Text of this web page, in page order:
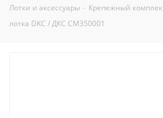
Лотки и аксессуары - Крепежный
лотка DKC / ДКС CM350001